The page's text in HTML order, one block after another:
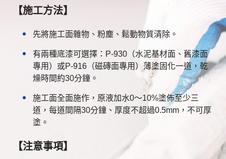
【施工方法】
先將施工面雜物、粉塵、鬆動物質清除。
有兩種底漆可選擇：P-930（水泥基材面、舊漆面
專用）或P-916（磁磚面專用）薄塗固化一道，乾
燥時間約30分鐘。
施工面全面施作，原液加水0～10%塗佈至少三
道，每道間隔30分鐘、厚度不超過0.5mm，不可厚
塗。
【注意事項】